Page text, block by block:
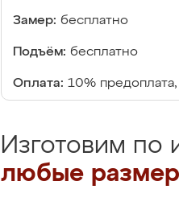
Замер: бесплатно
Подъём: бесплатно
Оплата: 10%
Изготовим по
любые